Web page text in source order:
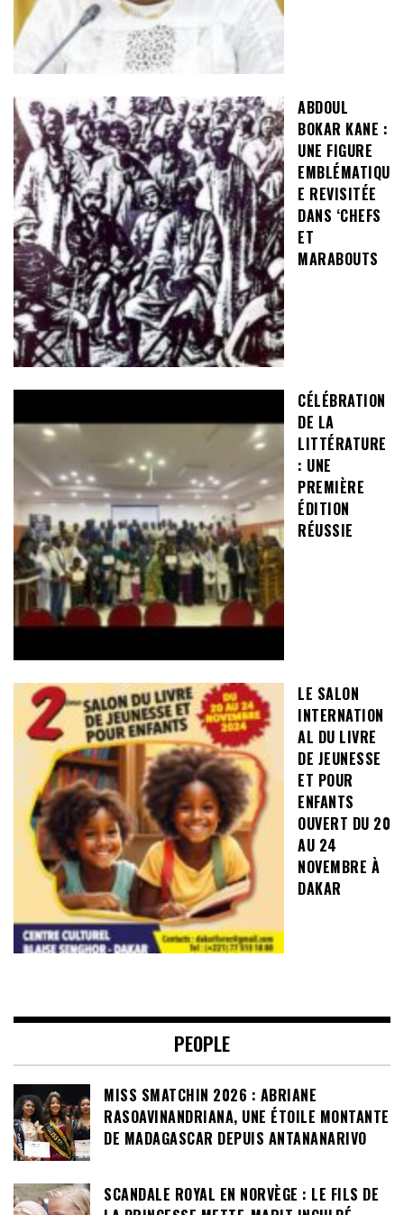
ABDOUL
BOKAR KANE :
UNE FIGURE
EMBLÉMATIQU
E REVISITÉE
DANS ‘CHEFS
ET
MARABOUTS
CÉLÉBRATION
DE LA
LITTÉRATURE
: UNE
PREMIÈRE
ÉDITION
RÉUSSIE
LE SALON
INTERNATION
AL DU LIVRE
DE JEUNESSE
ET POUR
ENFANTS
OUVERT DU 20
AU 24
NOVEMBRE À
DAKAR
PEOPLE
MISS SMATCHIN 2026 : ABRIANE
RASOAVINANDRIANA, UNE ÉTOILE MONTANTE
DE MADAGASCAR DEPUIS ANTANANARIVO
SCANDALE ROYAL EN NORVÈGE : LE FILS DE